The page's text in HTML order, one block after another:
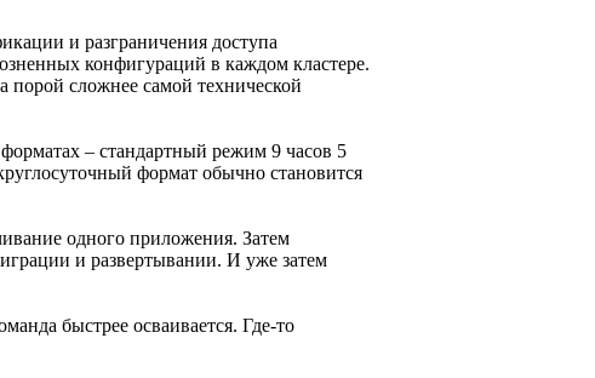
и разграничения доступа
конфигураций в каждом кластере.
порой сложнее самой технической
– стандартный режим 9 часов 5
формат обычно становится
одного приложения. Затем
и развертывании. И уже затем
быстрее осваивается. Где-то